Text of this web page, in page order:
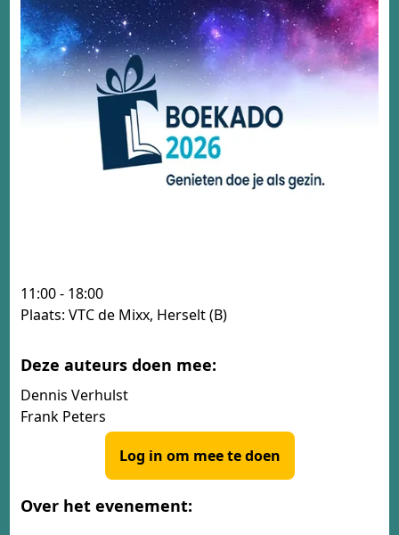
11:00 - 18:00
Plaats: VTC de Mixx, Herselt (B)
Deze auteurs doen mee:
Dennis Verhulst
Frank Peters
Log in om mee te doen
Over het evenement: